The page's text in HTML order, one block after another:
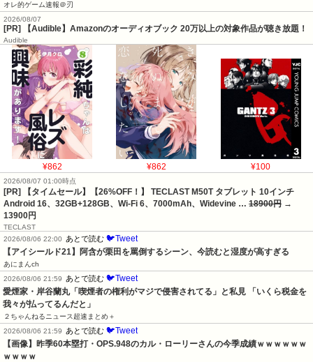
オレ的ゲーム速報＠刃
2026/08/07
[PR] 【Audible】Amazonのオーディオブック 20万以上の対象作品が聴き放題！
Audible
¥862 ¥862 ¥100
2026/08/07 01:00時点
[PR] 【タイムセール】【26%OFF！】 TECLAST M50T タブレット 10インチ
Android 16、32GB+128GB、Wi-Fi 6、7000mAh、Widevine … 18900円 →
13900円
TECLAST
2026/08/06 22:00
あとで読む 🐦Tweet
【アイシールド21】阿含が栗田を罵倒するシーン、今読むと湿度が高すぎる
あにまんch
2026/08/06 21:59
あとで読む 🐦Tweet
愛煙家・岸谷蘭丸「喫煙者の権利がマジで侵害されてる」と私見 「いくら税金を
我々が払ってるんだと」
２ちゃんねるニュース超速まとめ＋
2026/08/06 21:59
あとで読む 🐦Tweet
【画像】昨季60本塁打・OPS.948のカル・ローリーさんの今季成績ｗｗｗｗｗｗ
ｗｗｗｗ